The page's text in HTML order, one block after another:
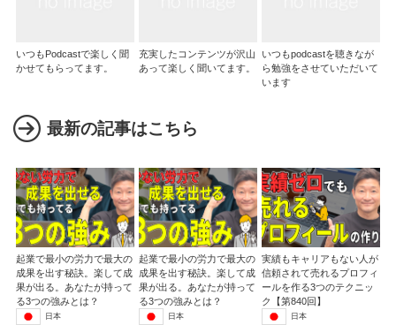
いつもPodcastで楽しく聞
かせてもらってます。
充実したコンテンツが沢山
あって楽しく聞いてます。
いつもpodcastを聴きなが
ら勉強をさせていただいて
います
最新の記事はこちら
起業で最小の労力で最大の
成果を出す秘訣。楽して成
果が出る。あなたが持って
る3つの強みとは？
日本
起業で最小の労力で最大の
成果を出す秘訣。楽して成
果が出る。あなたが持って
る3つの強みとは？
日本
実績もキャリアもない人が
信頼されて売れるプロフィ
ールを作る3つのテクニッ
ク【第840回】
日本